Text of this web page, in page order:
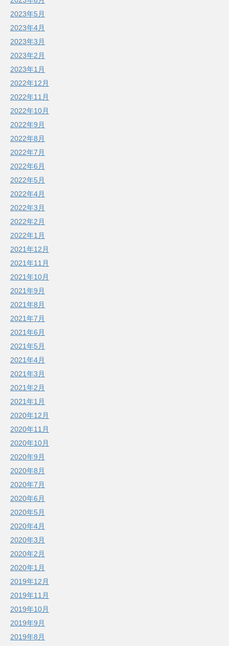
2023年5月
2023年4月
2023年3月
2023年2月
2023年1月
2022年12月
2022年11月
2022年10月
2022年9月
2022年8月
2022年7月
2022年6月
2022年5月
2022年4月
2022年3月
2022年2月
2022年1月
2021年12月
2021年11月
2021年10月
2021年9月
2021年8月
2021年7月
2021年6月
2021年5月
2021年4月
2021年3月
2021年2月
2021年1月
2020年12月
2020年11月
2020年10月
2020年9月
2020年8月
2020年7月
2020年6月
2020年5月
2020年4月
2020年3月
2020年2月
2020年1月
2019年12月
2019年11月
2019年10月
2019年9月
2019年8月